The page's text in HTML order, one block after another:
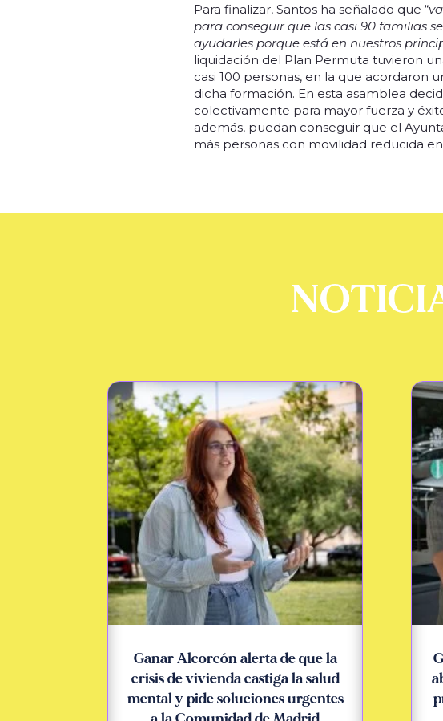
Para finalizar, Santos ha señalado que “
para conseguir que las casi 90 familias
ayudarles porque está en nuestros
liquidación del Plan Permuta tuvieron
casi 100 personas, en la que acordaron
dicha formación. En esta asamblea
colectivamente para mayor fuerza y
además, puedan conseguir que el
más personas con movilidad reducida
Ganar Alcorcón alerta de que la
crisis de vivienda castiga la salud
mental y pide soluciones urgentes